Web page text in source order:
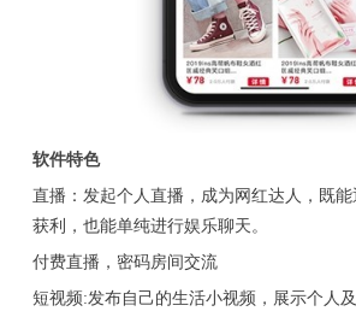
软件特色
直播：发起个人直播，成为网红达人，既
获利，也能单纯进行娱乐聊天。
付费直播，密码房间交流
短视频:发布自己的生活小视频，展示个人